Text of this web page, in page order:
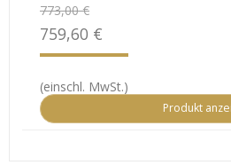
773,00 €
759,60 €
(einschl. MwSt.)
Produkt